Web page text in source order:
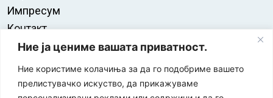
Ние ја цениме вашата приватност.
Ние користиме колачиња за да го подобриме вашето
прелистувачко искуство, да прикажуваме
Импресум
Контакт
Правила на користење